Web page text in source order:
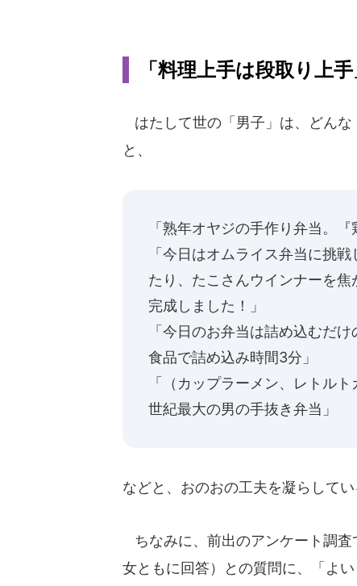
「料理上手は段取り上
はたして世の「男子」は、どん
と、
「熟年オヤジの手作り弁当。『
「今日はオムライス弁当に挑
たり、たこさんウインナーを
完成しました！」
「今日のお弁当は詰め込むだ
食品で詰め込み時間3分」
「（カップラーメン、レトル
世紀最大の男の手抜き弁当」
などと、おのおの工夫を凝らしてい
ちなみに、前出のアンケート調
女ともに回答）との質問に、「よ